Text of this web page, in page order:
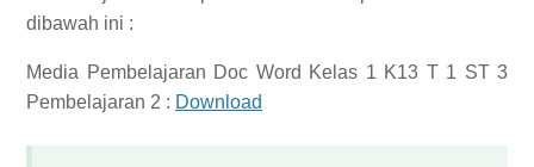
dibawah ini :
Media Pembelajaran Doc Word Kelas 1 K13 T 1 ST 3
Pembelajaran 2 : Download